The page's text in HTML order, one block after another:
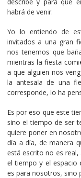
habrá de venir.
Yo lo entiendo de
invitados a una gran
nos tenemos que
mientras la fiesta
a que alguien nos
la antesala de una
corresponde, lo ha
Es por eso que este
sino el tiempo de ser
quiere poner en
día a día, de manera
está escrito no es real,
el tiempo y el
es para nosotros, sino